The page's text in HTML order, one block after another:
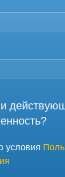
условия